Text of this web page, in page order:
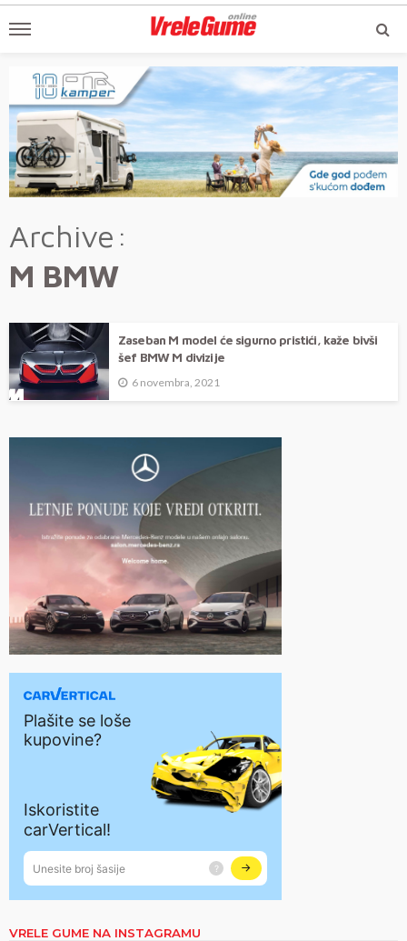
Archive
M BMW
Zaseban M model će sigurno pristići, kaže bivši
šef BMW M divizije
6 novembra, 2021
VRELE GUME NA INSTAGRAMU